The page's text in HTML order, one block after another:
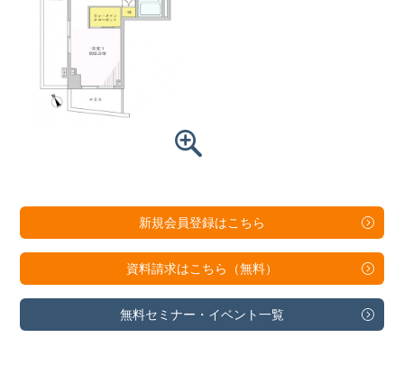
新規会員登録はこちら
資料請求はこちら（無料）
無料セミナー・ イベント一覧